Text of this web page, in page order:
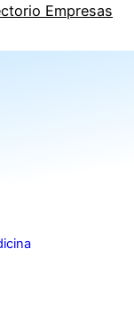
Empresas